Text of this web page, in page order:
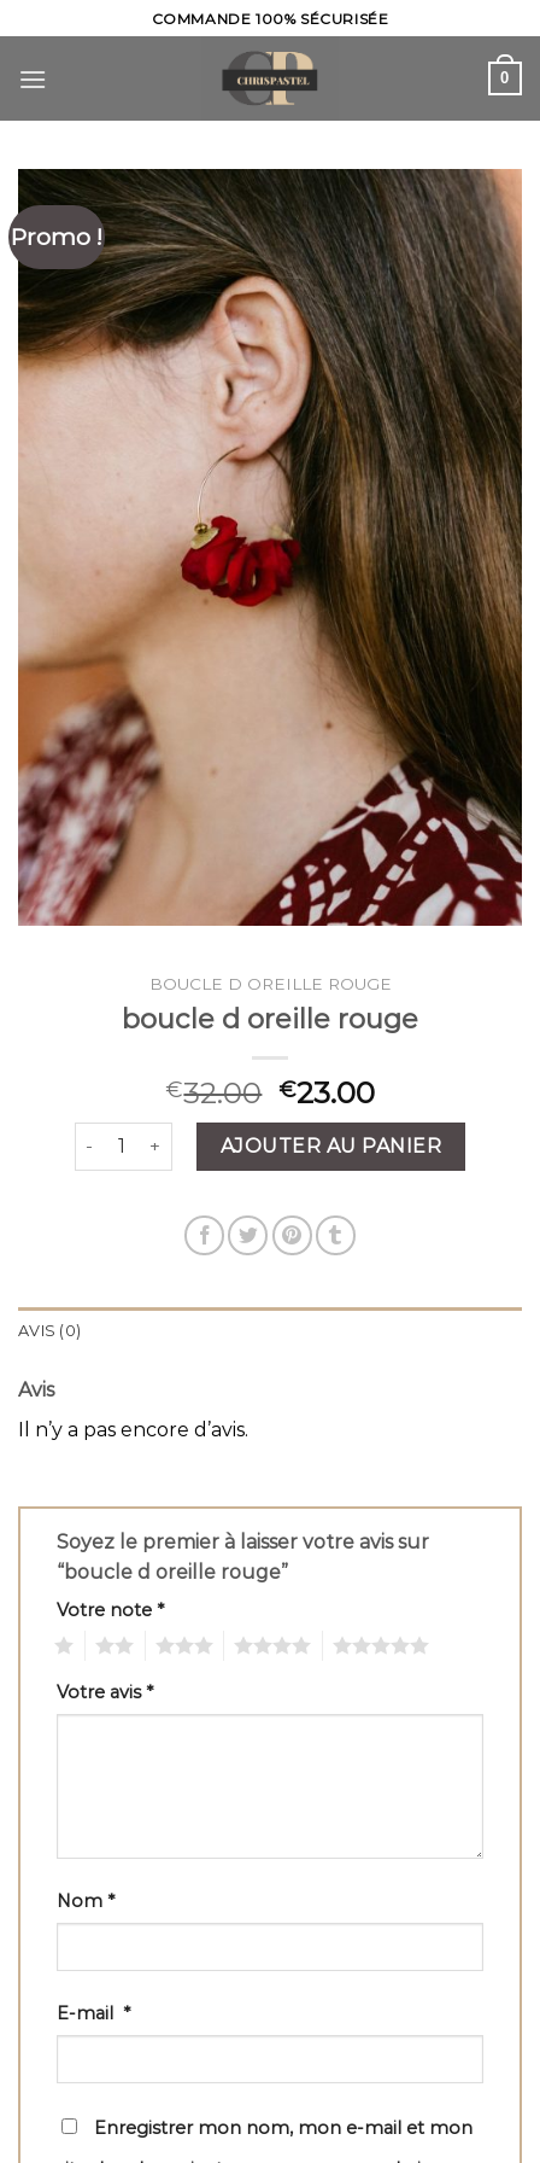
to
content
COMMANDE 100% SÉCURISÉE
0
Promo !
BOUCLE D OREILLE ROUGE
boucle d oreille rouge
€32.00 €23.00
quantité de boucle d oreille rouge
AJOUTER AU PANIER
AVIS (0)
Avis
Il n’y a pas encore d’avis.
Soyez le premier à laisser votre avis sur
“boucle d oreille rouge”
Votre note *
Votre avis*
Nom *
E-mail *
Enregistrer mon nom, mon e-mail et mon